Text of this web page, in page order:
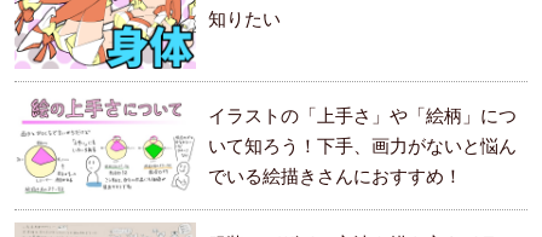
知りたい
イラストの「上手さ」や「絵柄」につ
いて知ろう！下手、画力がないと悩ん
でいる絵描きさんにおすすめ！